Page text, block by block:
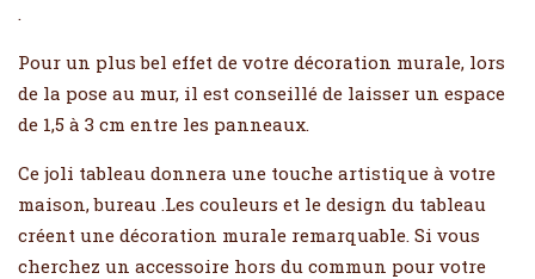
.
Pour un plus bel effet de votre décoration murale, lors
de la pose au mur, il est conseillé de laisser un espace
de 1,5 à 3 cm entre les panneaux.
Ce joli tableau donnera une touche artistique à votre
maison, bureau .Les couleurs et le design du tableau
créent une décoration murale remarquable. Si vous
cherchez un accessoire hors du commun pour votre